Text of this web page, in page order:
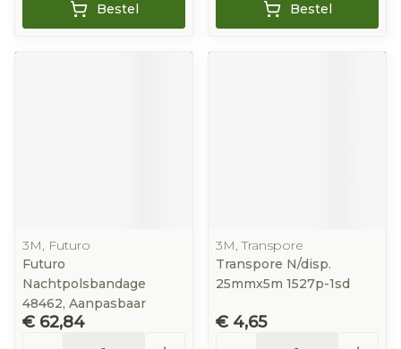
Bestel Bestel
3M, Futuro
Futuro
Nachtpolsbandage
48462, Aanpasbaar
€ 62,84
3M, Transpore
Transpore N/disp.
25mmx5m 1527p-1sd
€ 4,65